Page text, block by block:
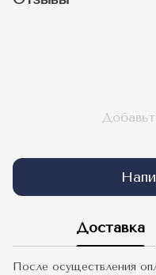
Доставка
После осуществления